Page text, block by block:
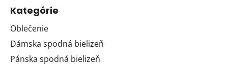
Kategórie
Oblečenie
Dámska spodná bielizeň
Pánska spodná bielizeň